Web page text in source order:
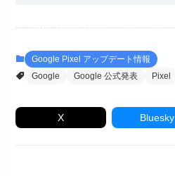
Google Pixel アップデート情報
Google
Google 公式発表 Pixel
X Bluesky